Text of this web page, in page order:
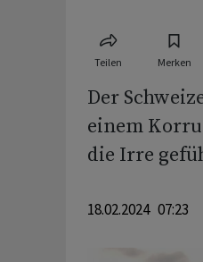
Teilen Merken
Der
einem
die Irre
18.02.2024 07:23